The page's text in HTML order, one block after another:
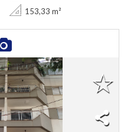
153,33 m²